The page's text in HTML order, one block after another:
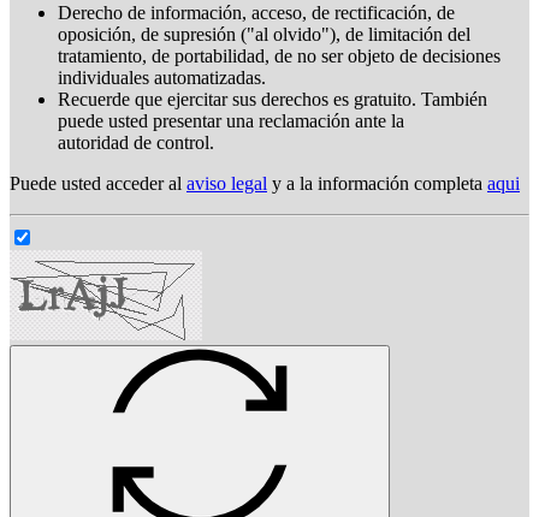
Derecho de información, acceso, de rectificación, de
oposición, de supresión ("al olvido"), de limitación del
tratamiento, de portabilidad, de no ser objeto de decisiones
individuales automatizadas.
Recuerde que ejercitar sus derechos es gratuito. También
puede usted presentar una reclamación ante la
autoridad de control.
Puede usted acceder al aviso legal y a la información completa aqui